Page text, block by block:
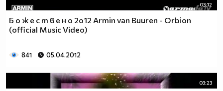
03:12
Б о ж е с т в е н о 2o12 Armin van Buuren - Orbion
(official Music Video)
841 05.04.2012
03:23